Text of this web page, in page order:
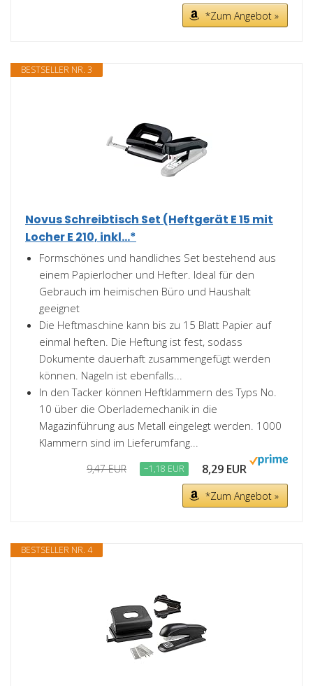
*Zum Angebot »
BESTSELLER NR. 3
Novus Schreibtisch Set (Heftgerät E 15 mit
Locher E 210, inkl...*
Formschönes und handliches Set bestehend aus
einem Papierlocher und Hefter. Ideal für den
Gebrauch im heimischen Büro und Haushalt
geeignet
Die Heftmaschine kann bis zu 15 Blatt Papier auf
einmal heften. Die Heftung ist fest, sodass
Dokumente dauerhaft zusammengefügt werden
können. Nageln ist ebenfalls...
In den Tacker können Heftklammern des Typs No.
10 über die Oberlademechanik in die
Magazinführung aus Metall eingelegt werden. 1000
Klammern sind im Lieferumfang...
9,47 EUR −1,18 EUR 8,29 EUR
*Zum Angebot »
BESTSELLER NR. 4